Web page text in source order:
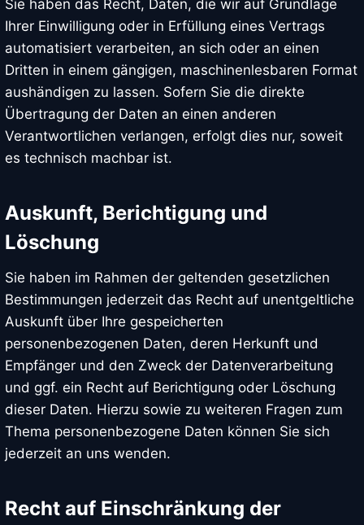
Sie haben das Recht, Daten, die wir auf Grundlage
Ihrer Einwilligung oder in Erfüllung eines Vertrags
automatisiert verarbeiten, an sich oder an einen
Dritten in einem gängigen, maschinenlesbaren Format
aushändigen zu lassen. Sofern Sie die direkte
Übertragung der Daten an einen anderen
Verantwortlichen verlangen, erfolgt dies nur, soweit
es technisch machbar ist.
Auskunft, Berichtigung und
Löschung
Sie haben im Rahmen der geltenden gesetzlichen
Bestimmungen jederzeit das Recht auf unentgeltliche
Auskunft über Ihre gespeicherten
personenbezogenen Daten, deren Herkunft und
Empfänger und den Zweck der Datenverarbeitung
und ggf. ein Recht auf Berichtigung oder Löschung
dieser Daten. Hierzu sowie zu weiteren Fragen zum
Thema personenbezogene Daten können Sie sich
jederzeit an uns wenden.
Recht auf Einschränkung der